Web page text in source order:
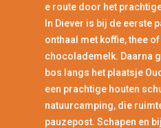
e route door het
In Diever is bij de eerste
onthaal met koffie, thee
chocolademelk. Daarna
bos langs het plaatsje
een prachtige houten
natuurcamping, die
pauzepost. Schapen en